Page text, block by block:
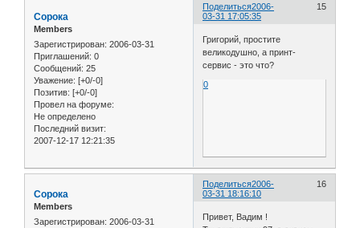
Поделиться 15
2006-
03-31 17:05:35
Сорока
Members
Зарегистрирован: 2006-03-31
Приглашений: 0
Сообщений: 25
Уважение: [+0/-0]
Позитив: [+0/-0]
Провел на форуме:
Не определено
Последний визит:
2007-12-17 12:21:35
Григорий, простите
великодушно, а принт-
сервис - это что?
0
Поделиться 16
2006-
03-31 18:16:10
Сорока
Members
Зарегистрирован: 2006-03-31
Привет, Вадим !